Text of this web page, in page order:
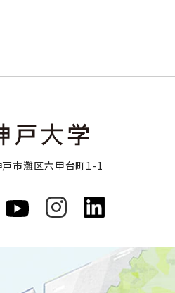
市灘区六甲台町1-1